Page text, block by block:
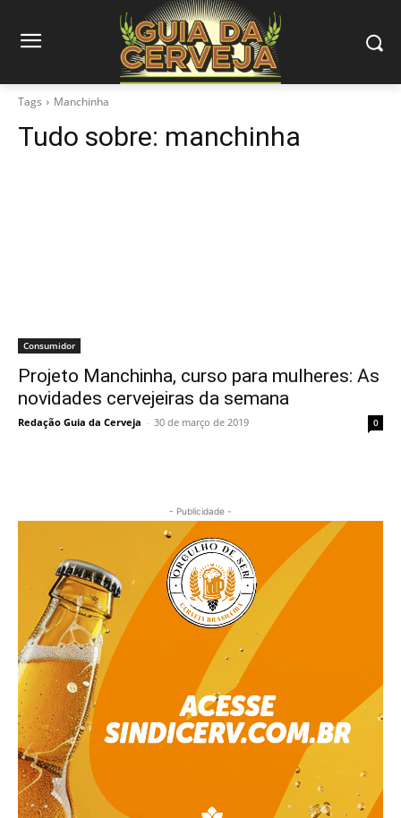
Tags Manchinha
Tudo sobre: manchinha
Consumidor
Projeto Manchinha, curso para mulheres: As
novidades cervejeiras da semana
Redação Guia da Cerveja - 30 de março de 2019 0
- Publicidade -